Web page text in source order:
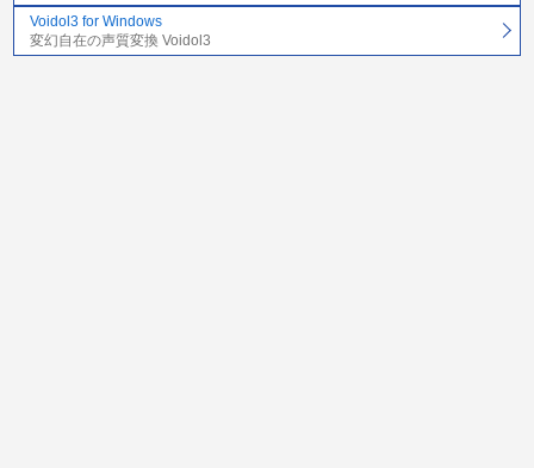
Voidol3 for Windows
変幻自在の声質変換 Voidol3